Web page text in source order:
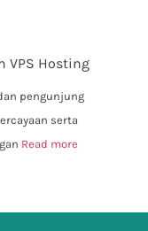
VPS Hosting
pengunjung
serta
Read more